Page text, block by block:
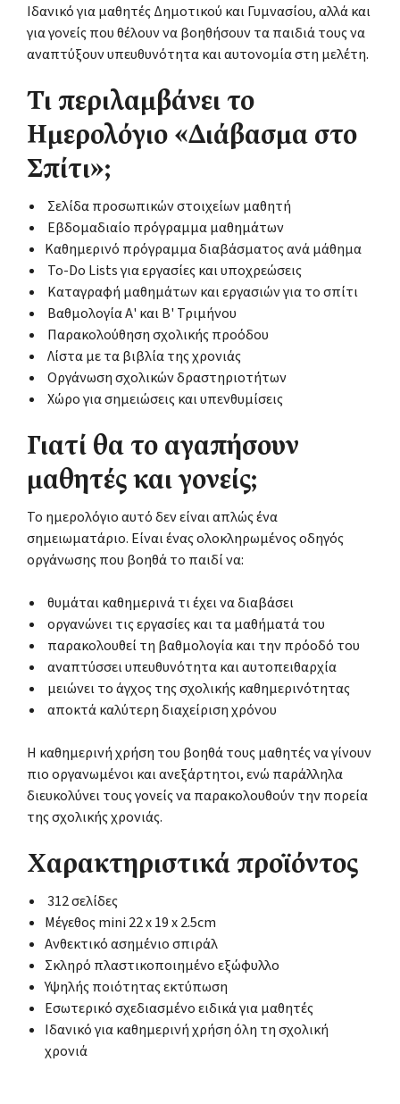
Ιδανικό για μαθητές Δημοτικού και Γυμνασίου, αλλά και
για γονείς που θέλουν να βοηθήσουν τα παιδιά τους να
αναπτύξουν υπευθυνότητα και αυτονομία στη μελέτη.
Τι περιλαμβάνει το
Ημερολόγιο «Διάβασμα στο
Σπίτι»;
Σελίδα προσωπικών στοιχείων μαθητή
Εβδομαδιαίο πρόγραμμα μαθημάτων
Καθημερινό πρόγραμμα διαβάσματος ανά μάθημα
To-Do Lists για εργασίες και υποχρεώσεις
Καταγραφή μαθημάτων και εργασιών για το σπίτι
Βαθμολογία Α' και Β' Τριμήνου
Παρακολούθηση σχολικής προόδου
Λίστα με τα βιβλία της χρονιάς
Οργάνωση σχολικών δραστηριοτήτων
Χώρο για σημειώσεις και υπενθυμίσεις
Γιατί θα το αγαπήσουν
μαθητές και γονείς;
Το ημερολόγιο αυτό δεν είναι απλώς ένα
σημειωματάριο. Είναι ένας ολοκληρωμένος οδηγός
οργάνωσης που βοηθά το παιδί να:
θυμάται καθημερινά τι έχει να διαβάσει
οργανώνει τις εργασίες και τα μαθήματά του
παρακολουθεί τη βαθμολογία και την πρόοδό του
αναπτύσσει υπευθυνότητα και αυτοπειθαρχία
μειώνει το άγχος της σχολικής καθημερινότητας
αποκτά καλύτερη διαχείριση χρόνου
Η καθημερινή χρήση του βοηθά τους μαθητές να γίνουν
πιο οργανωμένοι και ανεξάρτητοι, ενώ παράλληλα
διευκολύνει τους γονείς να παρακολουθούν την πορεία
της σχολικής χρονιάς.
Χαρακτηριστικά προϊόντος
312 σελίδες
Μέγεθος mini 22 x 19 x 2.5cm
Ανθεκτικό ασημένιο σπιράλ
Σκληρό πλαστικοποιημένο εξώφυλλο
Υψηλής ποιότητας εκτύπωση
Εσωτερικό σχεδιασμένο ειδικά για μαθητές
Ιδανικό για καθημερινή χρήση όλη τη σχολική
χρονιά